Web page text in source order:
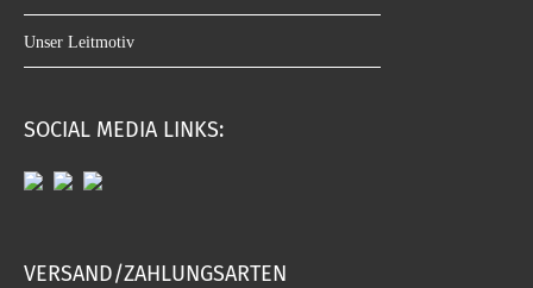
Unser Leitmotiv
SOCIAL MEDIA LINKS:
VERSAND/ZAHLUNGSARTEN